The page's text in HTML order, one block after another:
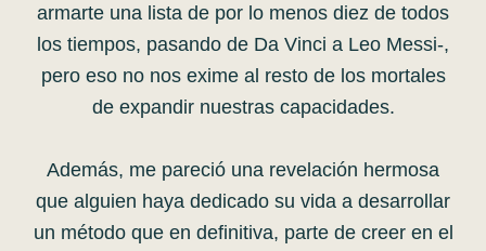
armarte una lista de por lo menos diez de todos
los tiempos, pasando de Da Vinci a Leo Messi-,
pero eso no nos exime al resto de los mortales
de expandir nuestras capacidades.
Además, me pareció una revelación hermosa
que alguien haya dedicado su vida a desarrollar
un método que en definitiva, parte de creer en el